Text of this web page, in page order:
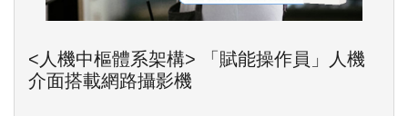
<人機中樞體系架構> 「賦能操作員」人機
介面搭載網路攝影機